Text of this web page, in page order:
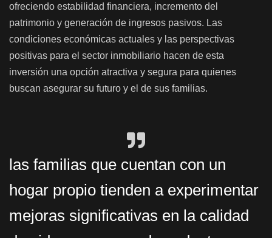
ofreciendo estabilidad financiera, incremento del
patrimonio y generación de ingresos pasivos. Las
condiciones económicas actuales y las perspectivas
positivas para el sector inmobiliario hacen de esta
inversión una opción atractiva y segura para quienes
buscan asegurar su futuro y el de sus familias.
las familias que cuentan con un
hogar propio tienden a experimentar
mejoras significativas en la calidad